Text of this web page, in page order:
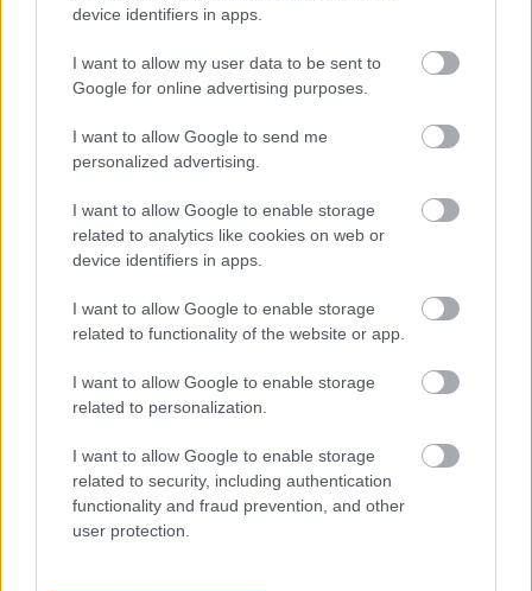
device identifiers in apps.
I want to allow my user data to be sent to
Google for online advertising purposes.
I want to allow Google to send me
personalized advertising.
I want to allow Google to enable storage
related to analytics like cookies on web or
device identifiers in apps.
I want to allow Google to enable storage
related to functionality of the website or app.
I want to allow Google to enable storage
related to personalization.
I want to allow Google to enable storage
related to security, including authentication
functionality and fraud prevention, and other
user protection.
mondanivalója megmutatni, hogy mennyire fontos
az egymás iránti tolerancia és az odafigyelés. A
gyermek így jobban megismeri az édesanyja életét,
a szülők pedig jobban meg tudják érteni a
gyermekeiket.
Mesi szerepébenKováts Dórátláthatja a közönség,
az anyátPap Lujza alakítja. A többi szerepet
Tibor, Bellus Attila, Hertelendy Attila, Kovács
Olga, Mester Edit, Zsíros Viktor, Mikita
György Jánosjátssza.
A díszletetMészáros Tibor,a jelmezeket
Szőke
Juliannatervezte, a dramaturgMadák Zsuzsanna
a koreográfus pedigStefán Gábor.